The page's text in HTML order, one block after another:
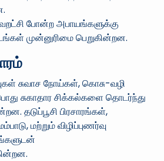
போன்ற அபாயங்களுக்கு
முன்னுரிமை பெறுகின்றன.
சுவாச நோய்கள், கொசு-வழி
சுகாதார சிக்கல்களை தொடர்ந்து
தடுப்பூசி பிரசாரங்கள்,
மற்றும் விழிப்புணர்வு